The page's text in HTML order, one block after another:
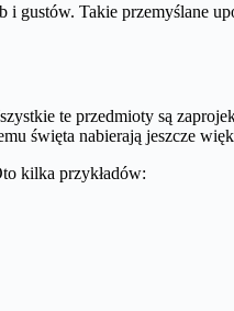
i gustów. Takie przemyślane
te przedmioty są
święta nabierają jeszcze
kilka przykładów: